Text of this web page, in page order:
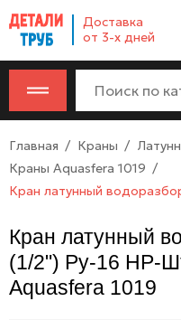
Доставка
от 3-х дней
Главная Краны
Краны Aquasfera 1019
Кран латунный
Кран латунный
(1/2") Ру-16 НР-
Aquasfera 1019
Company
name
620000,
Москва,
Москва,
Калужская,
15,
офис